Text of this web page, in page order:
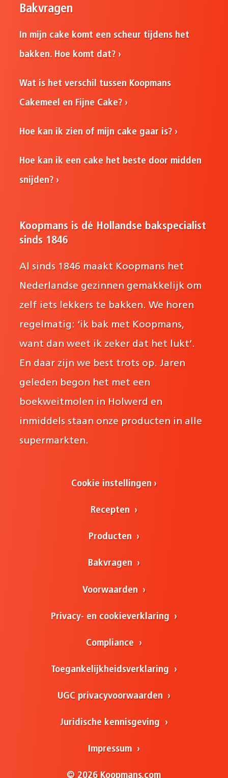
Bakvragen
In mijn cake komt een scheur tijdens het
bakken. Hoe komt dat?
Wat is het verschil tussen Koopmans
Cakemeel en Fijne Cake?
Hoe kan ik zien of mijn cake gaar is?
Hoe kan ik een cake het beste door midden
snijden?
Koopmans is dé Hollandse bakspecialist
sinds 1846
Al sinds 1846 maakt Koopmans het
Nederlandse gezinnen gemakkelijk om
zelf iets lekkers te bakken. We horen
regelmatig: ‘ik bak met Koopmans,
want dan weet ik zeker dat het lukt’.
En daar zijn we best trots op. Jaren
geleden begon het met een
boekweitmolen in Holwerd en
inmiddels staan onze producten in alle
supermarkten.
Cookie instellingen
Recepten
Producten
Bakvragen
Voorwaarden
Privacy- en cookieverklaring
Compliance
Toegankelijkheidsverklaring
UGC privacyvoorwaarden
Juridische kennisgeving
Impressum
© 2026 Koopmans.com